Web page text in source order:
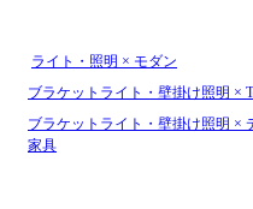
ライト・照明 × モダン
ブラケットライト・壁掛け照明 ×
ブラケットライト・壁掛け照明 ×
家具